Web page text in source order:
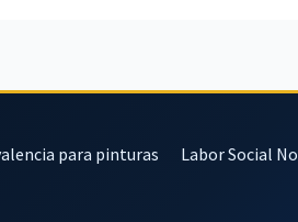
para pinturas Labor Social